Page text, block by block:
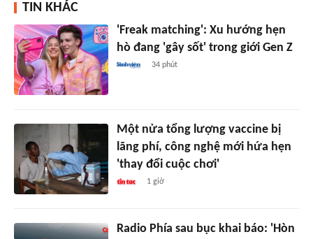
TIN KHÁC
'Freak matching': Xu hướng hẹn
hò đang 'gây sốt' trong giới Gen Z
34 phút
Một nửa tổng lượng vaccine bị
lãng phí, công nghệ mới hứa hẹn
'thay đổi cuộc chơi'
1 giờ
Radio Phía sau bục khai báo: 'Hòn